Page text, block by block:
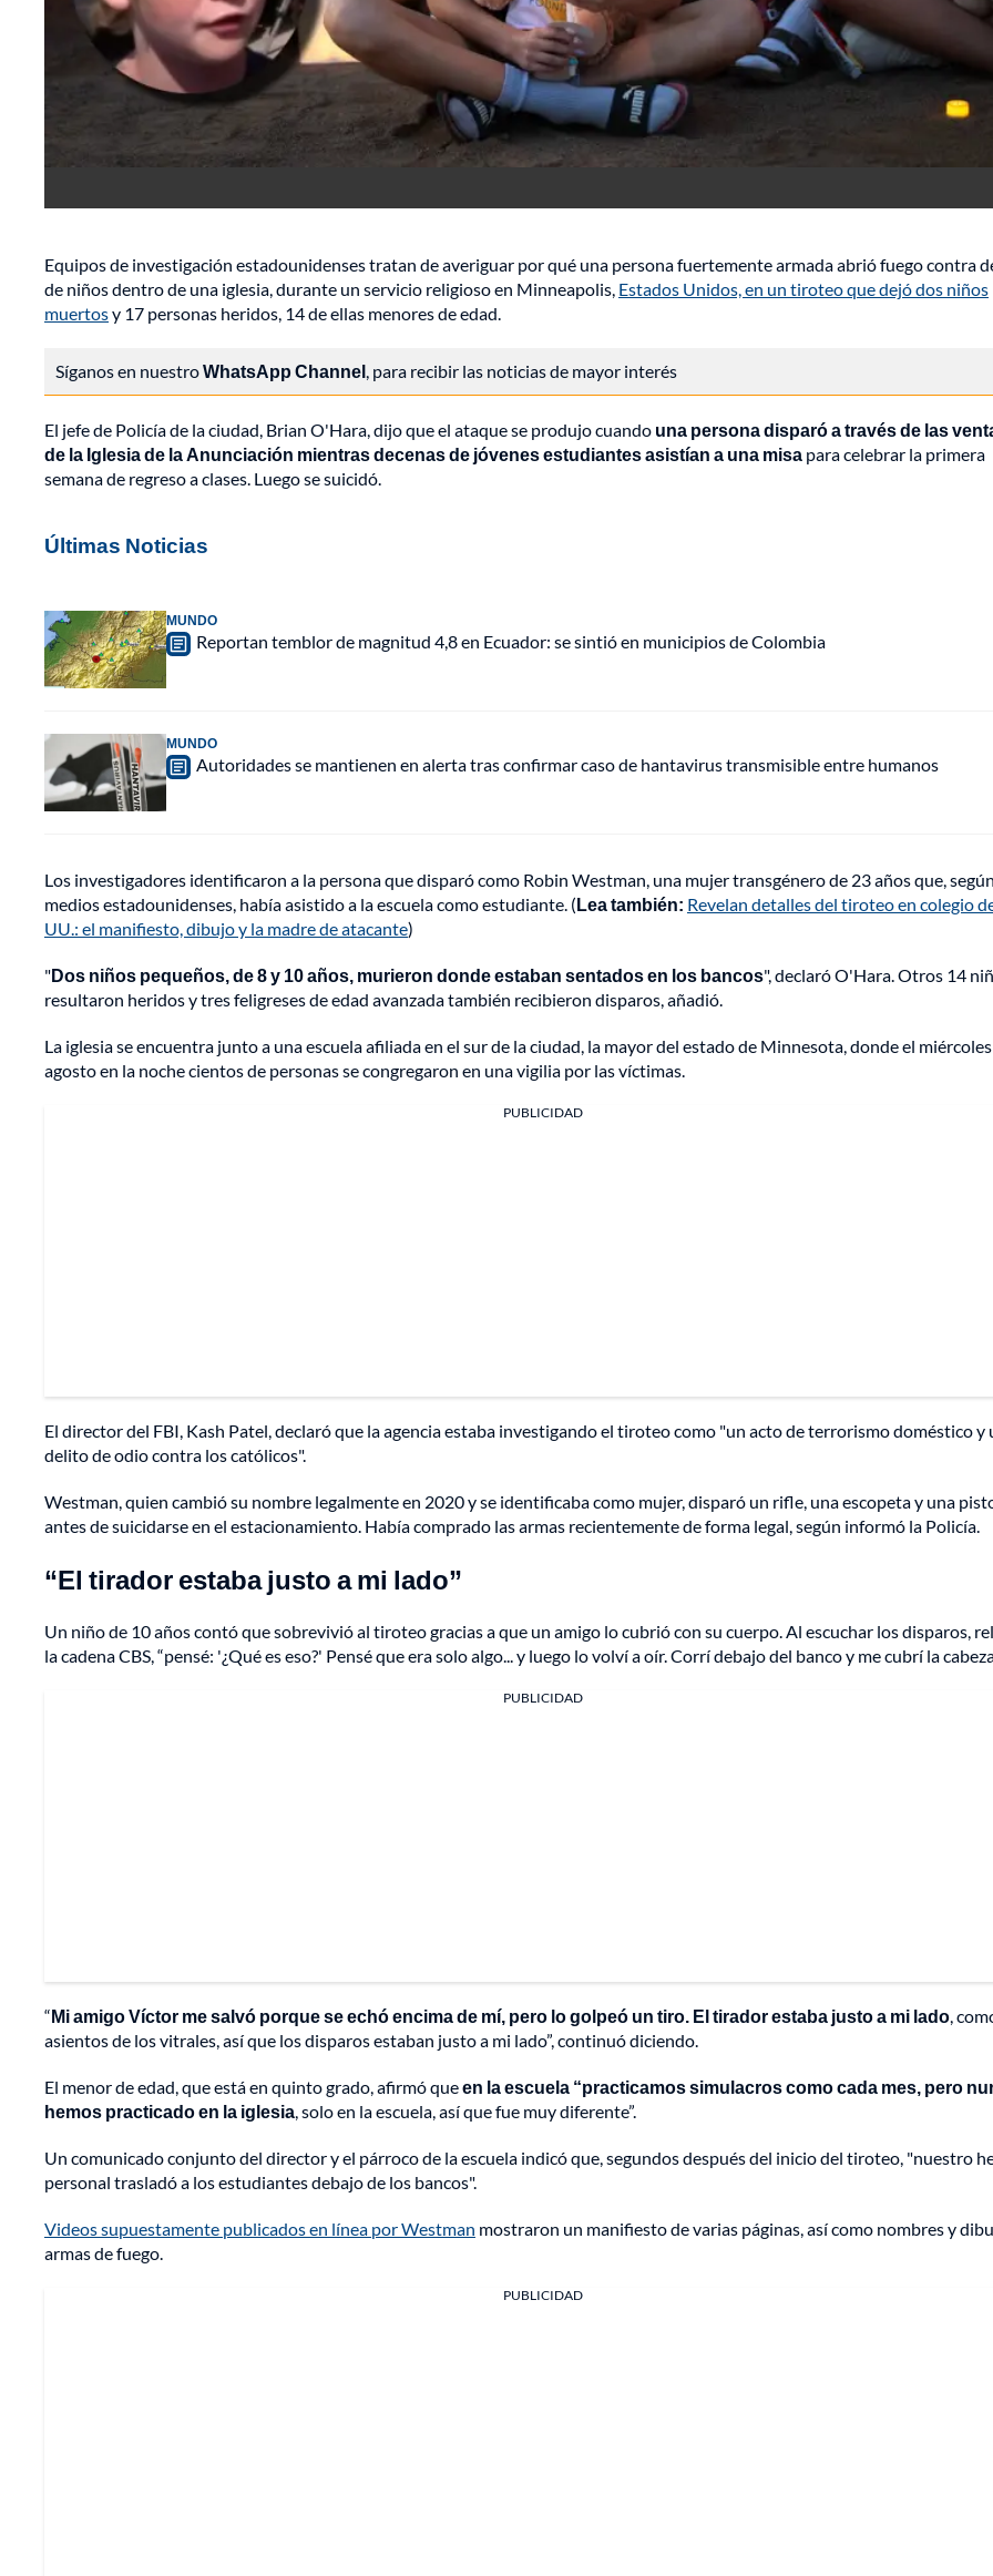
Equipos de investigación estadounidenses tratan de averiguar por qué una persona fuertemente armada abrió fuego contra
de niños dentro de una iglesia, durante un servicio religioso en Minneapolis, Estados Unidos, en un tiroteo que dejó dos niños
muertosy 17 personas heridos, 14 de ellas menores de edad.
Síganos en nuestroWhatsApp Channel, para recibir las noticias de mayor interés
El jefe de Policía de la ciudad, Brian O'Hara, dijo que el ataque se produjo cuando una persona disparó a través de las
de la Iglesia de la Anunciación mientras decenas de jóvenes estudiantes asistían a una misa para celebrar la primera
semana de regreso a clases. Luego se suicidó.
Últimas Noticias
MUNDO
Reportan temblor de magnitud 4,8 en Ecuador: se sintió en municipios de Colombia
MUNDO
Autoridades se mantienen en alerta tras confirmar caso de hantavirus transmisible entre humanos
Los investigadores identificaron a la persona que disparó como Robin Westman, una mujer transgénero de 23 años que, según
medios estadounidenses, había asistido a la escuela como estudiante. (Lea también: Revelan detalles del tiroteo en colegio
UU.: el manifiesto, dibujo y la madre de atacante)
"Dos niños pequeños, de 8 y 10 años, murieron donde estaban sentados en los bancos", declaró O'Hara. Otros 14
resultaron heridos y tres feligreses de edad avanzada también recibieron disparos, añadió.
La iglesia se encuentra junto a una escuela afiliada en el sur de la ciudad, la mayor del estado de Minnesota, donde el
agosto en la noche cientos de personas se congregaron en una vigilia por las víctimas.
PUBLICIDAD
El director del FBI, Kash Patel, declaró que la agencia estaba investigando el tiroteo como "un acto de terrorismo doméstico y
delito de odio contra los católicos".
Westman, quien cambió su nombre legalmente en 2020 y se identificaba como mujer, disparó un rifle, una escopeta y una
antes de suicidarse en el estacionamiento. Había comprado las armas recientemente de forma legal, según informó la Policía.
“El tirador estaba justo a mi lado”
Un niño de 10 años contó que sobrevivió al tiroteo gracias a que un amigo lo cubrió con su cuerpo. Al escuchar los disparos,
la cadena CBS, “pensé: '¿Qué es eso?' Pensé que era solo algo... y luego lo volví a oír. Corrí debajo del banco y me cubrí la
PUBLICIDAD
“Mi amigo Víctor me salvó porque se echó encima de mí, pero lo golpeó un tiro. El tirador estaba justo a mi lado,
asientos de los vitrales, así que los disparos estaban justo a mi lado”, continuó diciendo.
El menor de edad, que está en quinto grado, afirmó queen la escuela “practicamos simulacros como cada mes, pero
hemos practicado en la iglesia, solo en la escuela, así que fue muy diferente”.
Un comunicado conjunto del director y el párroco de la escuela indicó que, segundos después del inicio del tiroteo, "nuestro
personal trasladó a los estudiantes debajo de los bancos".
Videos supuestamente publicados en línea por Westman mostraron un manifiesto de varias páginas, así como nombres y
armas de fuego.
PUBLICIDAD